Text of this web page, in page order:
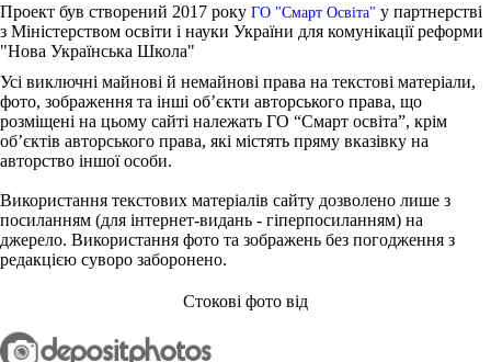
Проект був створений 2017 року ГО "Смарт Освіта" у партнерстві
з Міністерством освіти і науки України для комунікації реформи
"Нова Українська Школа"
Усі виключні майнові й немайнові права на текстові матеріали,
фото, зображення та інші об’єкти авторського права, що
розміщені на цьому сайті належать ГО “Смарт освіта”, крім
об’єктів авторського права, які містять пряму вказівку на
авторство іншої особи.
Використання текстових матеріалів сайту дозволено лише з
посиланням (для інтернет-видань - гіперпосиланням) на
джерело. Використання фото та зображень без погодження з
редакцією суворо заборонено.
Стокові фото від